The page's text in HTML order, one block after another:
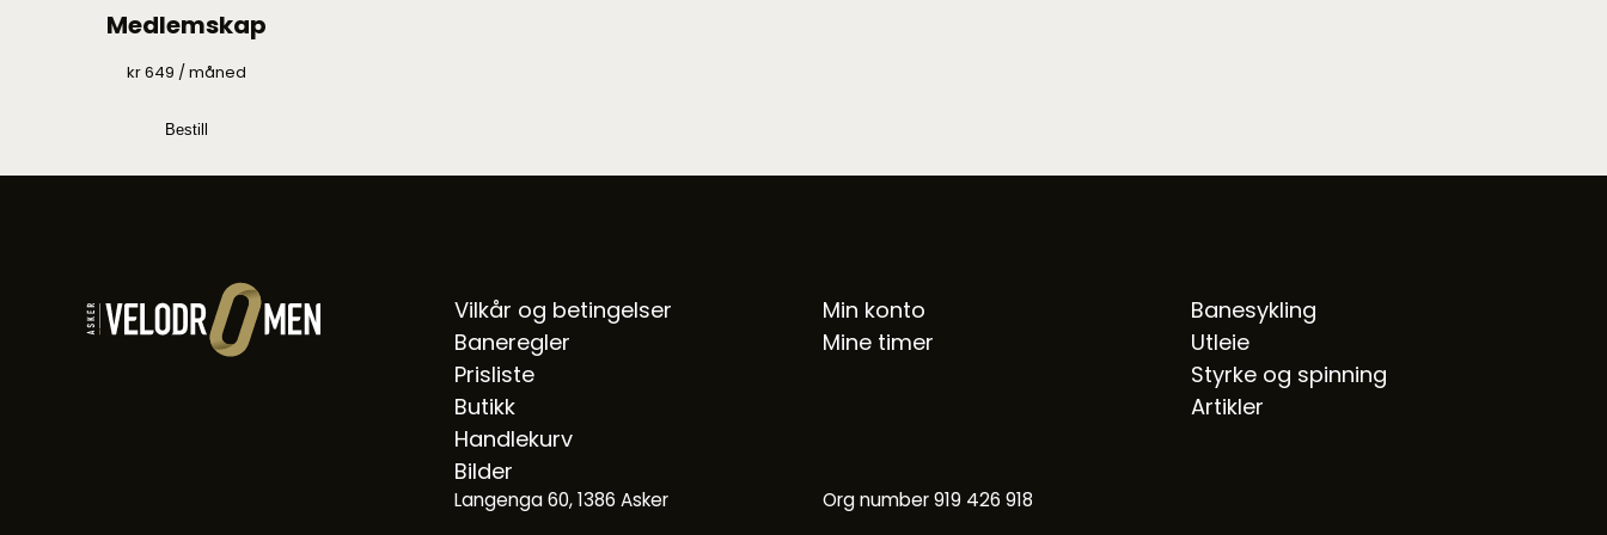
l
Medlemskap
kr649 / måned
Bestill
Vilkår og betingelser
Baneregler
Prisliste
Butikk
Handlekurv
Bilder
Min konto
Mine timer
Banesykling
Utleie
Styrke og spinning
Artikler
Langenga 60, 1386 Asker Org number 919 426 918